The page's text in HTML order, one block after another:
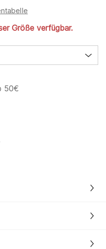
Größe verfügbar.
50€